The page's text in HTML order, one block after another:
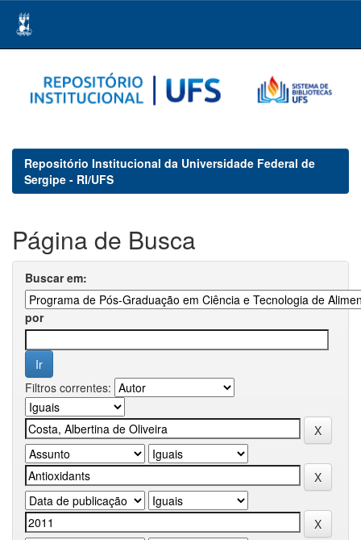
navigation
Repositório Institucional da Universidade Federal de
Sergipe - RI/UFS
Página de Busca
Buscar em:
por
Filtros correntes: